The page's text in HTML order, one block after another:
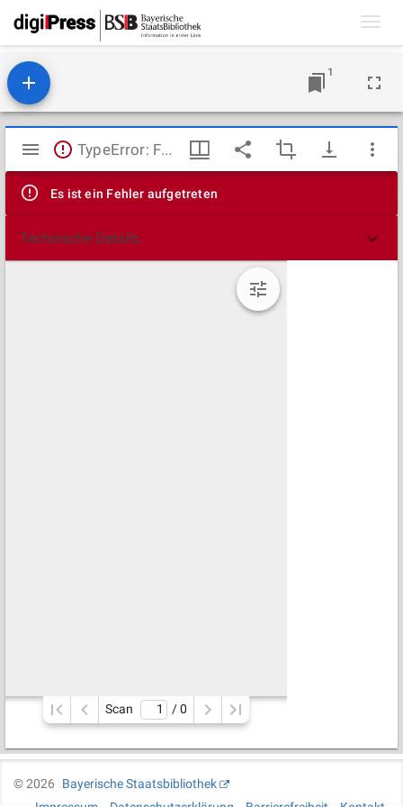
1
Mirador
Viewer
TypeError: Failed to fetch
Es ist ein Fehler aufgetreten
Technische Details
Scan / 0
©2026
Bayerische Staatsbibliothek